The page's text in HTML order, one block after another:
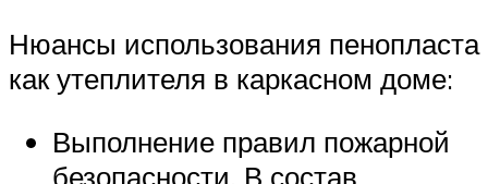
Нюансы использования пенопласта
как утеплителя в каркасном доме:
Выполнение правил пожарной
безопасности. В состав